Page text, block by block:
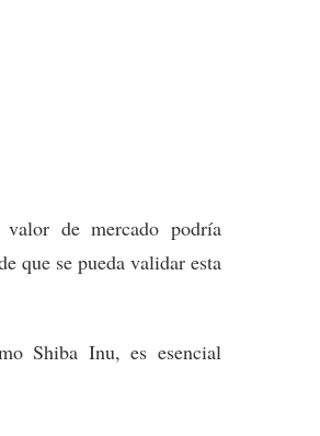
de mercado podría
que se pueda validar esta
Shiba Inu, es esencial